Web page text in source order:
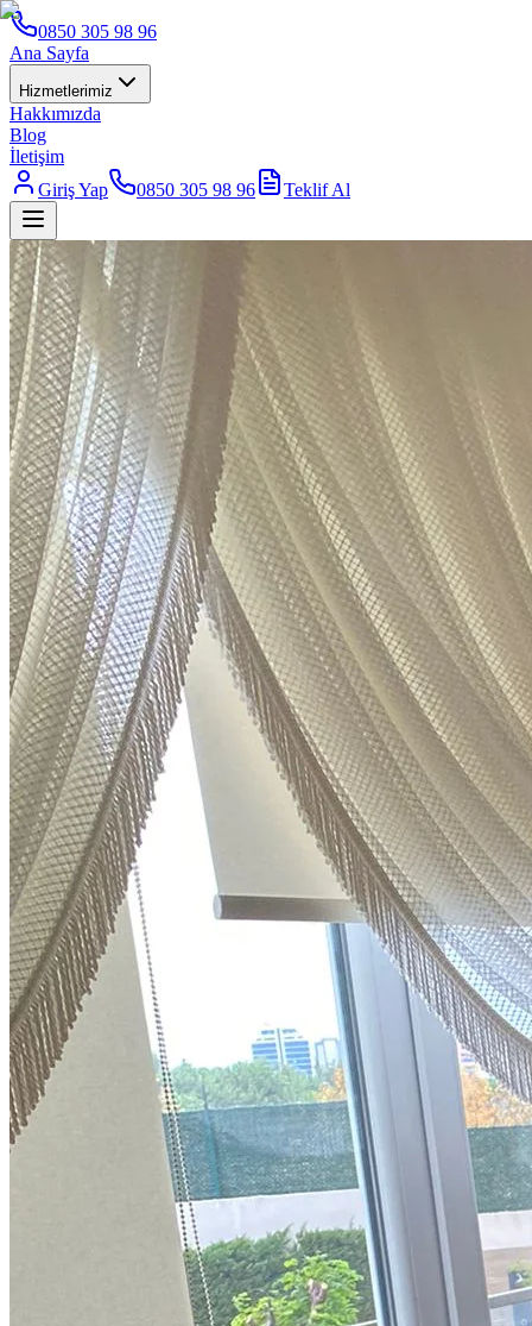
0850 305 98 96
Ana Sayfa
Hizmetlerimiz
Hakkımızda
Blog
İletişim
Giriş Yap
0850 305 98 96 Teklif Al